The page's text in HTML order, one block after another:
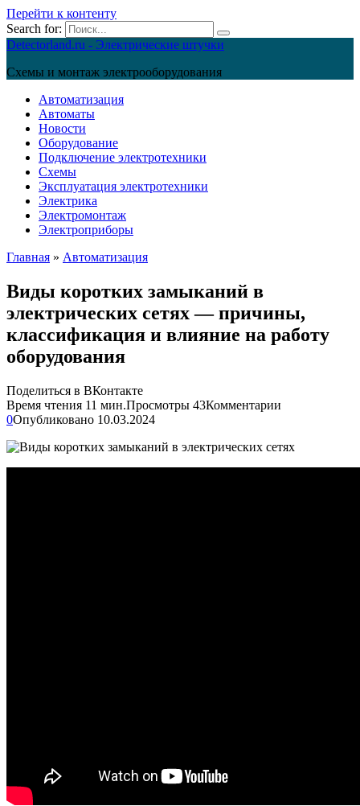
Перейти к контенту
Search for:
Detectorland.ru - Электрические штучки
Схемы и монтаж электрооборудования
Автоматизация
Автоматы
Новости
Оборудование
Подключение электротехники
Схемы
Эксплуатация электротехники
Электрика
Электромонтаж
Электроприборы
Главная » Автоматизация
Виды коротких замыканий в
электрических сетях — причины,
классификация и влияние на работу
оборудования
Поделиться в ВКонтакте
Время чтения 11 мин.Просмотры 43Комментарии
0Опубликовано 10.03.2024